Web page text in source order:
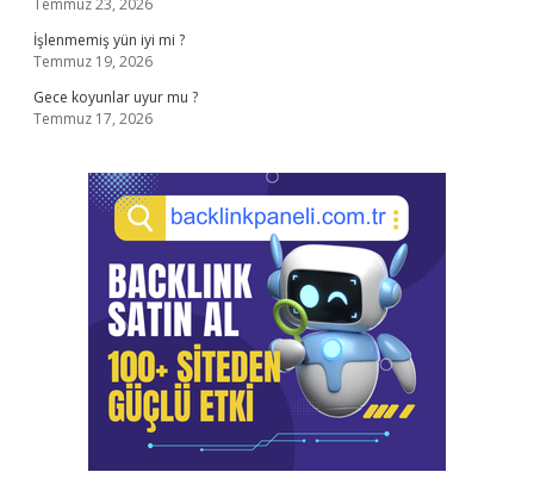
Temmuz 23, 2026
İşlenmemiş yün iyi mi ?
Temmuz 19, 2026
Gece koyunlar uyur mu ?
Temmuz 17, 2026